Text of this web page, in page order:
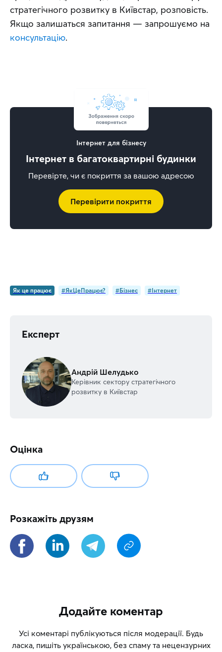
стратегічного розвитку в Київстар, розповість.
консультацію.
Інтернет для бізнесу
Інтернет в багатоквартирні будинки
Перевірте, чи є покриття за вашою адресою
Перевірити покриття
Як це працює #ЯкЦеПрацює? #Бізнес #Інтернет
Експерт
Андрій Шелудько
Керівник сектору стратегічного
розвитку в Київстар
Оцінка
Розкажіть друзям
Додайте коментар
Усі коментарі публікуються після модерації. Будь
ласка, пишіть українською, без спаму та нецензурних